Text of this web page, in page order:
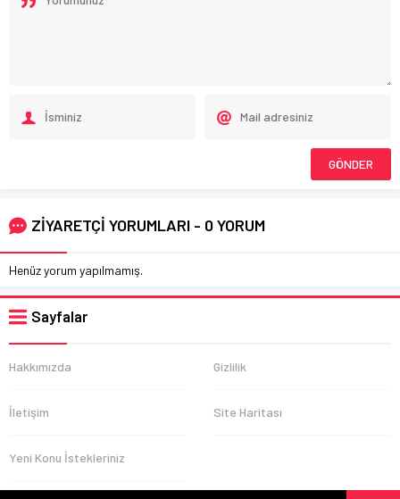
ZİYARETÇİ YORUMLARI - 0 YORUM
Henüz yorum yapılmamış.
Sayfalar
Hakkımızda Gizlilik
İletişim Site Haritası
Yeni Konu İstekleriniz